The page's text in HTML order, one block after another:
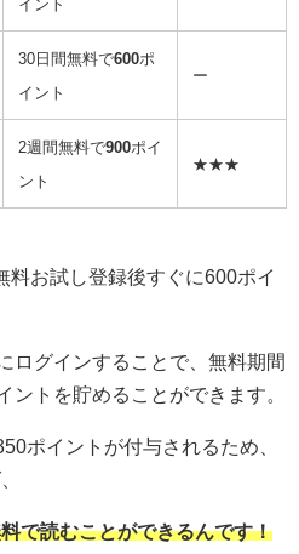
イント
30日間無料で600ポ
イント
ー
2週間無料で900ポイ
ント
★★★
料お試し登録後すぐに600ポイ
ログインすることで、無料期間
ントを貯めることができます。
ポイントが付与されるため、
で読むことができるんです！